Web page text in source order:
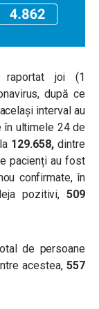
raportat joi (1
după ce
interval au
în ultimele 24 de
129.658,dintre
pacienți au fost
confirmate, în
pozitivi,509
de persoane
acestea,557